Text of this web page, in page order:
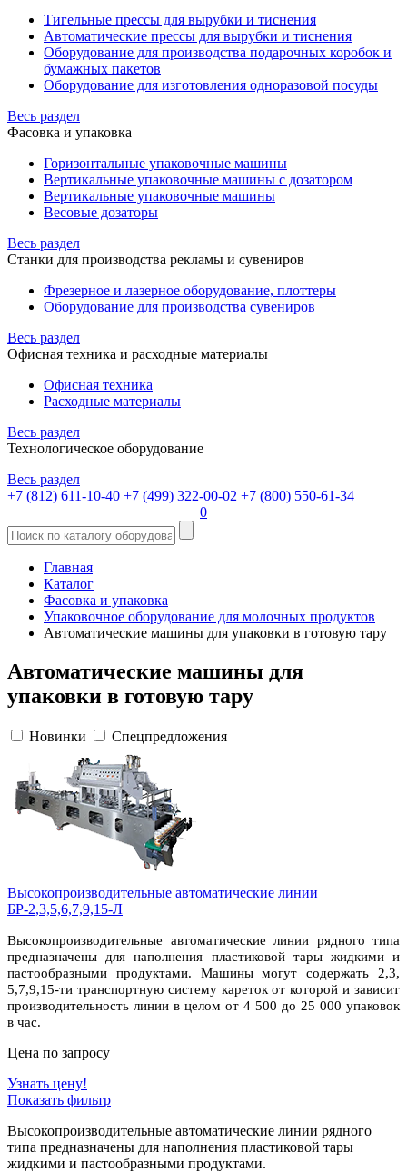
Тигельные прессы для вырубки и тиснения
Автоматические прессы для вырубки и тиснения
Оборудование для производства подарочных коробок и
бумажных пакетов
Оборудование для изготовления одноразовой посуды
Весь раздел
Фасовка и упаковка
Горизонтальные упаковочные машины
Вертикальные упаковочные машины с дозатором
Вертикальные упаковочные машины
Весовые дозаторы
Весь раздел
Станки для производства рекламы и сувениров
Фрезерное и лазерное оборудование, плоттеры
Оборудование для производства сувениров
Весь раздел
Офисная техника и расходные материалы
Офисная техника
Расходные материалы
Весь раздел
Технологическое оборудование
Весь раздел
+7 (812) 611-10-40 +7 (499) 322-00-02 +7 (800) 550-61-34
0
Главная
Каталог
Фасовка и упаковка
Упаковочное оборудование для молочных продуктов
Автоматические машины для упаковки в готовую тару
Автоматические машины для
упаковки в готовую тару
Новинки Спецпредложения
Высокопроизводительные автоматические линии
БР-2,3,5,6,7,9,15-Л
Высокопроизводительные автоматические линии рядного типа
предназначены для наполнения пластиковой тары жидкими и
пастообразными продуктами. Машины могут содержать 2,3,
5,7,9,15-ти транспортную систему кареток от которой и зависит
производительность линии в целом от 4 500 до 25 000 упаковок
в час.
Цена по запросу
Узнать цену!
Показать фильтр
Высокопроизводительные автоматические линии рядного
типа предназначены для наполнения пластиковой тары
жидкими и пастообразными продуктами.